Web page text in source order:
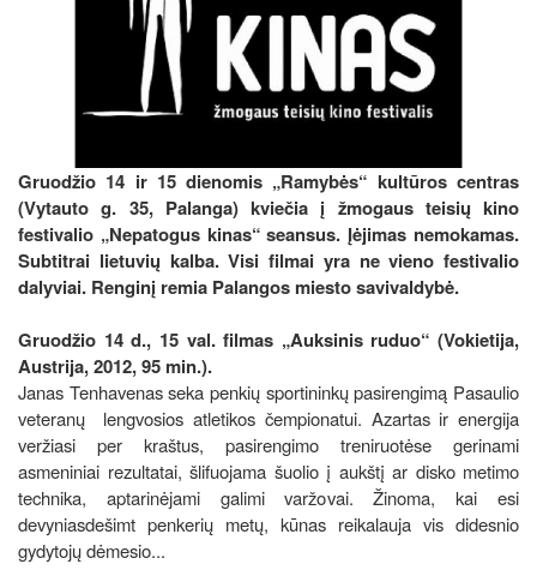
Gruodžio 14 ir 15 dienomis „Ramybės“ kultūros centras
(Vytauto g. 35, Palanga) kviečia į žmogaus teisių kino
festivalio „Nepatogus kinas“ seansus. Įėjimas nemokamas.
Subtitrai lietuvių kalba. Visi filmai yra ne vieno festivalio
dalyviai. Renginį remia Palangos miesto savivaldybė.
Gruodžio 14 d., 15 val. filmas „Auksinis ruduo“ (Vokietija,
Austrija, 2012, 95 min.).
Janas Tenhavenas seka penkių sportininkų pasirengimą Pasaulio
veteranų lengvosios atletikos čempionatui. Azartas ir energija
veržiasi per kraštus, pasirengimo treniruotėse gerinami
asmeniniai rezultatai, šlifuojama šuolio į aukštį ar disko metimo
technika, aptarinėjami galimi varžovai. Žinoma, kai esi
devyniasdešimt penkerių metų, kūnas reikalauja vis didesnio
gydytojų dėmesio...